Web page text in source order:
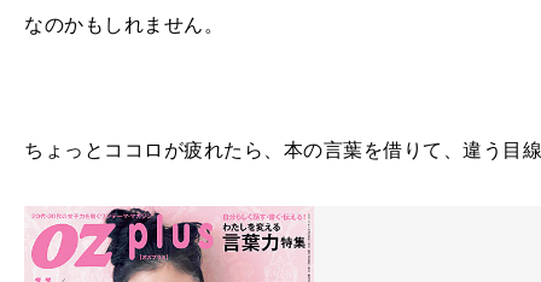
なのかもしれません。
ちょっとココロが疲れたら、本の言葉を借りて、違う目